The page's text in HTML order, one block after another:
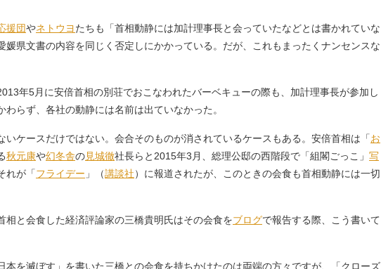
援団やネトウヨたちも「首相動静には加計理事長と会っていたなどとは書かれていな
媛県文書の内容を同じく否定しにかかっている。だが、これもまったくナンセンスな
年5月に安倍首相の別荘でおこなわれたバーベキューの際も、加計理事長が参加し
わらず、各社の動静には名前は出ていなかった。
ケースだけではない。会合そのものが消されているケースもある。安倍首相は「お
秋元康や幻冬舎の見城徹社長らと2015年3月、総理公邸の西階段で「組閣ごっこ」 写
れが「フライデー 」（講談社）に報道されたが、このときの会食も首相動静には一切
と会食した経済評論家の三橋貴明氏はその会食をブログで報告する際、こう書いて
本を滅ぼす」を書いた三橋との会食を持ちかけたのは両端の方々ですが、「クローズ